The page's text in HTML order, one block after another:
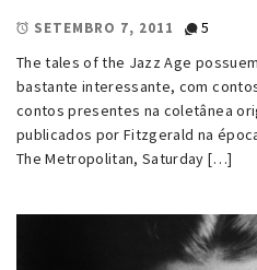
SETEMBRO 7, 2011
5
The tales of the Jazz Age
bastante interessante, com
contos presentes na coletânea
publicados por Fitzgerald na
The Metropolitan, Saturday […]